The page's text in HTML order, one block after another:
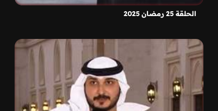
الحلقة 25 رمضان 2025